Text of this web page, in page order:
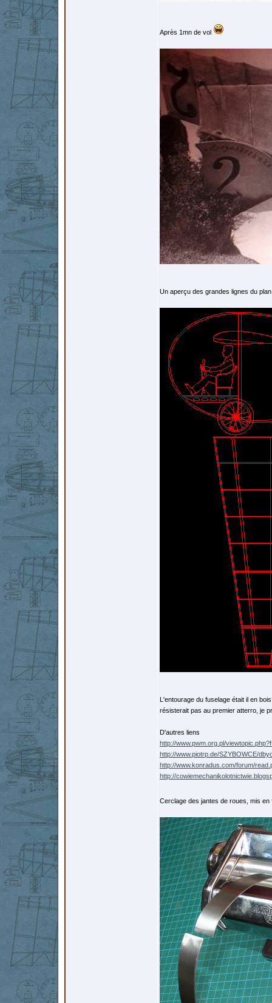
Après 1mn de vol
Un aperçu des grandes lignes du plan
L'entourage du fuselage était il en
résisterait pas au premier atterro, je
D'autres liens
http://www.pwm.org.pl/
http://www.piotrp.de/SZYBOWCE/
http://www.konradus.com/forum/
http://
Cerclage des jantes de roues, mis